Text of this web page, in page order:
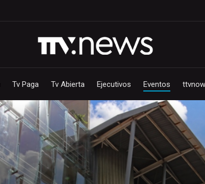
Tv Paga Tv Abierta Ejecutivos Eventos ttvnow